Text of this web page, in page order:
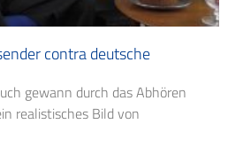
contra deutsche
gewann durch das Abhören
realistisches Bild von